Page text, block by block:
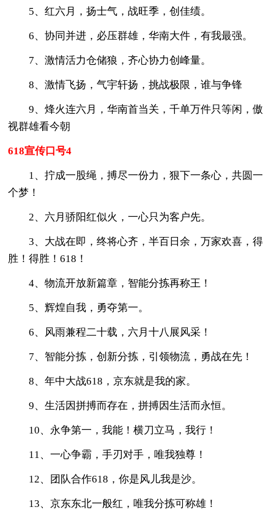
5、红六月，扬士气，战旺季，创佳绩。
6、协同并进，必压群雄，华南大件，有我最强。
7、激情活力仓储狼，齐心协力创峰量。
8、激情飞扬，气宇轩扬，挑战极限，谁与争锋
9、烽火连六月，华南首当关，千单万件只等闲，傲
视群雄看今朝
618宣传口号4
1、拧成一股绳，搏尽一份力，狠下一条心，共圆一
个梦！
2、六月骄阳红似火，一心只为客户先。
3、大战在即，终将心齐，半百日余，万家欢喜，得
胜！得胜！618！
4、物流开放新篇章，智能分拣再称王！
5、辉煌自我，勇夺第一。
6、风雨兼程二十载，六月十八展风采！
7、智能分拣，创新分拣，引领物流，勇战在先！
8、年中大战618，京东就是我的家。
9、生活因拼搏而存在，拼搏因生活而永恒。
10、永争第一，我能！横刀立马，我行！
11、一心争霸，手刃对手，唯我独尊！
12、团队合作618，你是风儿我是沙。
13、京东东北一般红，唯我分拣可称雄！